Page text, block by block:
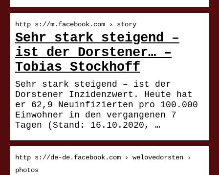
http s://m.facebook.com › story
Sehr stark steigend –
ist der Dorstener… –
Tobias Stockhoff
Sehr stark steigend – ist der
Dorstener Inzidenzwert. Heute hat
er 62,9 Neuinfizierten pro 100.000
Einwohner in den vergangenen 7
Tagen (Stand: 16.10.2020, …
http s://de-de.facebook.com › welovedorsten ›
photos